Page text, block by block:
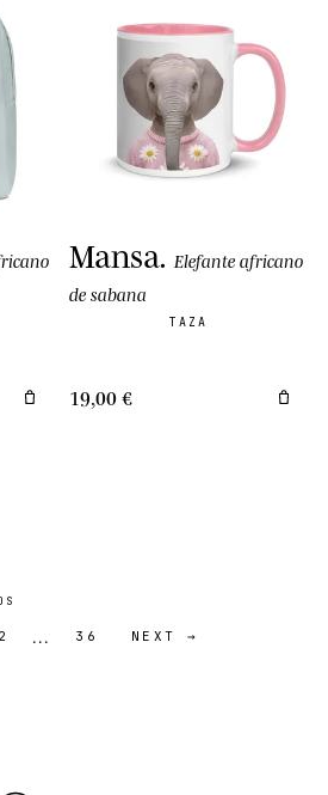
Mansa. Elefante africano
de sabana
TAZA
19,00 €
… 36 NEXT →